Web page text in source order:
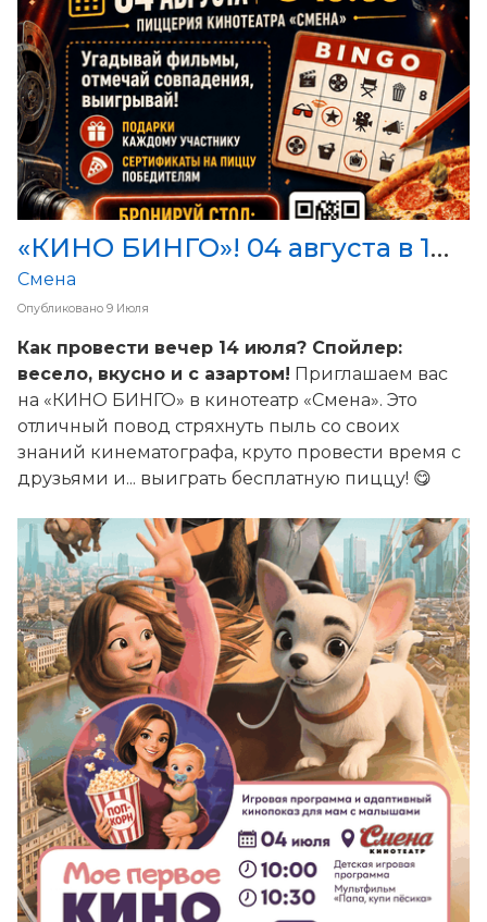
«КИНО БИНГО»! 04 августа в 19:00 в кинобаре Смены
Опубликовано 9 Июля
Смена
Как провести вечер 14 июля? Спойлер:
весело, вкусно и с азартом! Приглашаем вас
на «КИНО БИНГО» в кинотеатр «Смена». Это
отличный повод стряхнуть пыль со своих
знаний кинематографа, круто провести время с
друзьями и... выиграть бесплатную пиццу! 😋